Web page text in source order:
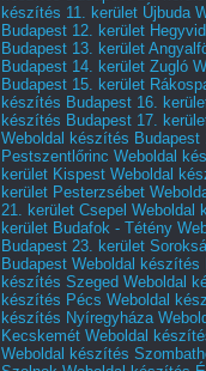
készítés 11. kerület Újbuda
Budapest 12. kerület
Budapest 13. kerület
Budapest 14. kerület Zugló
Budapest 15. kerület
készítés Budapest 16.
készítés Budapest 17.
Weboldal készítés Budapest
Pestszentlőrinc Weboldal
kerület Kispest Weboldal
kerület Pesterzsébet
21. kerület Csepel Weboldal
kerület Budafok - Tétény
Budapest 23. kerület
Budapest Weboldal készítés
készítés Szeged Weboldal
készítés Pécs Weboldal
készítés Nyíregyháza
Kecskemét Weboldal
Weboldal készítés